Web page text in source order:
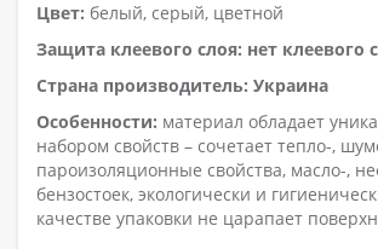
Цвет: белый, серый, цветной
Защита клеевого слоя: нет клеевого
Страна производитель: Украина
Особенности: материал обладает
набором свойств – сочетает тепло-,
пароизоляционные свойства, масло-,
бензостоек, экологически и
качестве упаковки не царапает